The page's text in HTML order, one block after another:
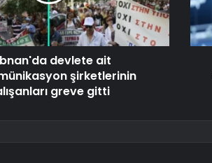
devlete ait
şirketlerinin
greve gitti